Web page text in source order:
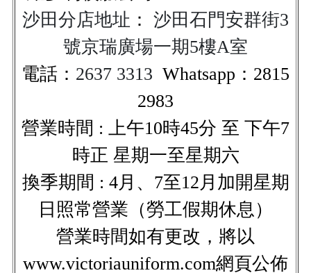
沙田分店地址 ： 沙田石門安群街3
號京瑞廣場一期5樓A室
電話： 2637 3313 Whatsapp： 2815
2983
營業時間 : 上午10時45分 至 下午7
時正 星期一至星期六
換季期間 : 4月、7至12月加開星期
日照常營業（勞工假期休息）
營業時間如有更改，將以
www.victoriauniform.com網頁公佈